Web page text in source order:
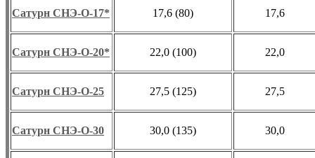
Сатурн СНЭ-О-17* 17,6 (80) 17,6
Сатурн СНЭ-О-20* 22,0 (100) 22,0
Сатурн СНЭ-О-25 27,5 (125) 27,5
Сатурн СНЭ-О-30 30,0 (135) 30,0